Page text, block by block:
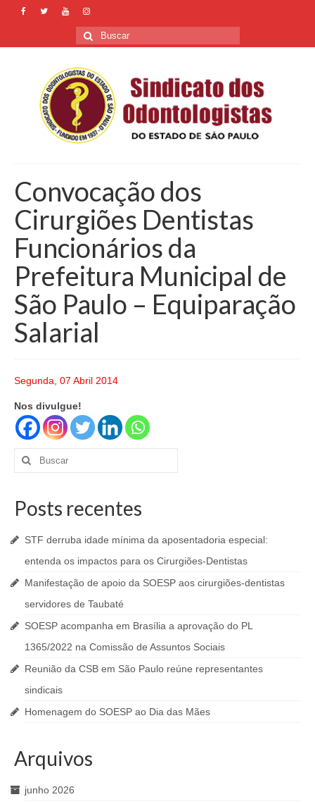
Buscar
por:
Convocação dos
Cirurgiões Dentistas
Funcionários da
Prefeitura Municipal de
São Paulo – Equiparação
Salarial
Segunda, 07 Abril 2014
Nos divulgue!
Buscar
por:
Posts recentes
STF derruba idade mínima da aposentadoria especial:
entenda os impactos para os Cirurgiões-Dentistas
Manifestação de apoio da SOESP aos cirurgiões-dentistas
servidores de Taubaté
SOESP acompanha em Brasília a aprovação do PL
1365/2022 na Comissão de Assuntos Sociais
Reunião da CSB em São Paulo reúne representantes
sindicais
Homenagem do SOESP ao Dia das Mães
Arquivos
junho 2026